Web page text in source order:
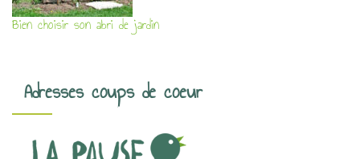
Bien choisir son abri de jardin
Adresses coups de coeur